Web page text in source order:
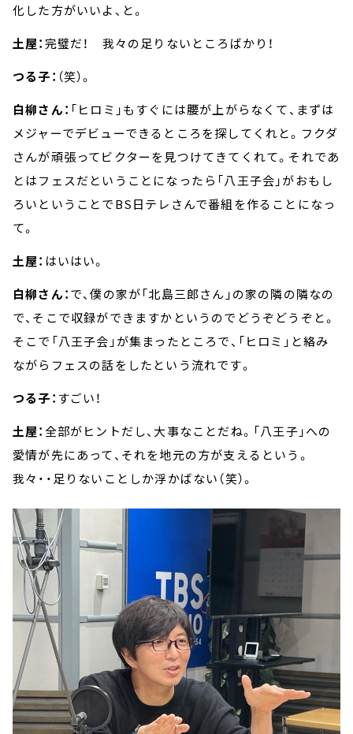
化した方がいいよ、と。
土屋：完璧だ！ 我々の足りないところばかり！
つる子： （笑）。
白柳さん： 「ヒロミ」もすぐには腰が上がらなくて、まずは
メジャーでデビューできるところを探してくれと。フクダ
さんが頑張ってビクターを見つけてきてくれて。それであ
とはフェスだということになったら「八王子会」がおもし
ろいということでBS日テレさんで番組を作ることになっ
て。
土屋： はいはい。
白柳さん：で、僕の家が「北島三郎さん」の家の隣の隣なの
で、そこで収録ができますかというのでどうぞどうぞと。
そこで「八王子会」が集まったところで、「ヒロミ」と絡み
ながらフェスの話をしたという流れです。
つる子： すごい！
土屋：全部がヒントだし、大事なことだね。「八王子」への
愛情が先にあって、それを地元の方が支えるという。
我々・・足りないことしか浮かばない（笑）。